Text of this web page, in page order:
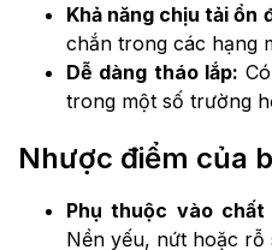
Khả năng chịu tải ổn
chắn trong các hạng
Dễ dàng tháo lắp:
trong một số trường
Nhược điểm của
Phụ thuộc vào
Nền yếu, nứt hoặc rỗ